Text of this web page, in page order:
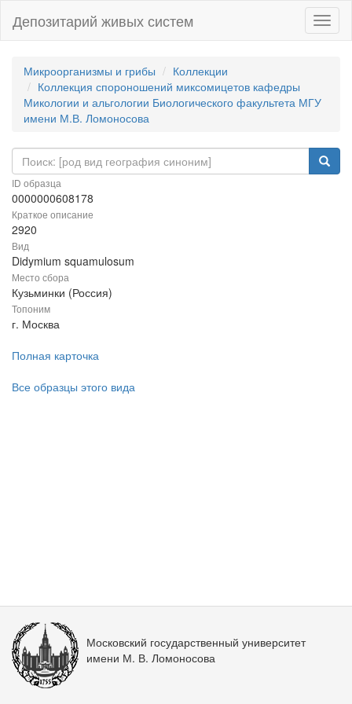
Депозитарий живых систем
Микроорганизмы и грибы
Коллекции
Коллекция спороношений миксомицетов кафедры
Микологии и альгологии Биологического факультета МГУ
имени М.В. Ломоносова
ID образца
0000000608178
Краткое описание
2920
Вид
Didymium squamulosum
Место сбора
Кузьминки (Россия)
Топоним
г. Москва
Полная карточка
Все образцы этого вида
Московский государственный университет
имени М. В. Ломоносова